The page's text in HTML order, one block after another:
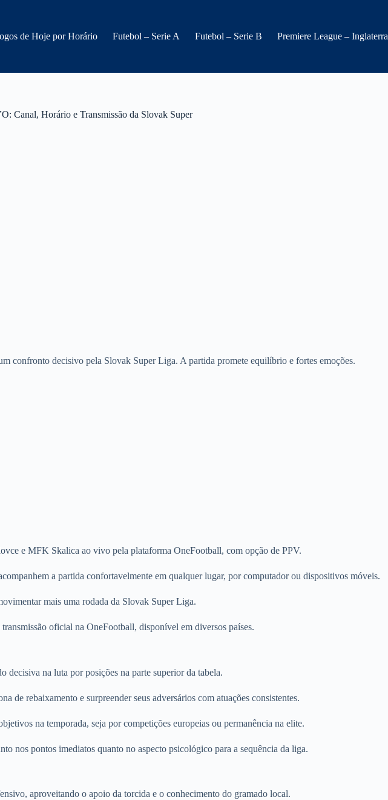
de Hoje por Horário Futebol – Serie A Futebol – Serie B Premiere League – Inglaterra
Canal, Horário e Transmissão da Slovak Super
confronto decisivo pela Slovak Super Liga. A partida promete equilíbrio e fortes emoções.
e MFK Skalica ao vivo pela plataforma OneFootball, com opção de PPV.
a partida confortavelmente em qualquer lugar, por computador ou dispositivos móveis.
mais uma rodada da Slovak Super Liga.
oficial na OneFootball, disponível em diversos países.
decisiva na luta por posições na parte superior da tabela.
de rebaixamento e surpreender seus adversários com atuações consistentes.
na temporada, seja por competições europeias ou permanência na elite.
nos pontos imediatos quanto no aspecto psicológico para a sequência da liga.
aproveitando o apoio da torcida e o conhecimento do gramado local.